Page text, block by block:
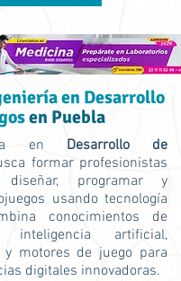
en Desarrollo
en Puebla
en Desarrollo de
formar profesionistas
programar y
usando tecnología
conocimientos de
inteligencia artificial,
y motores de juego para
digitales innovadoras.